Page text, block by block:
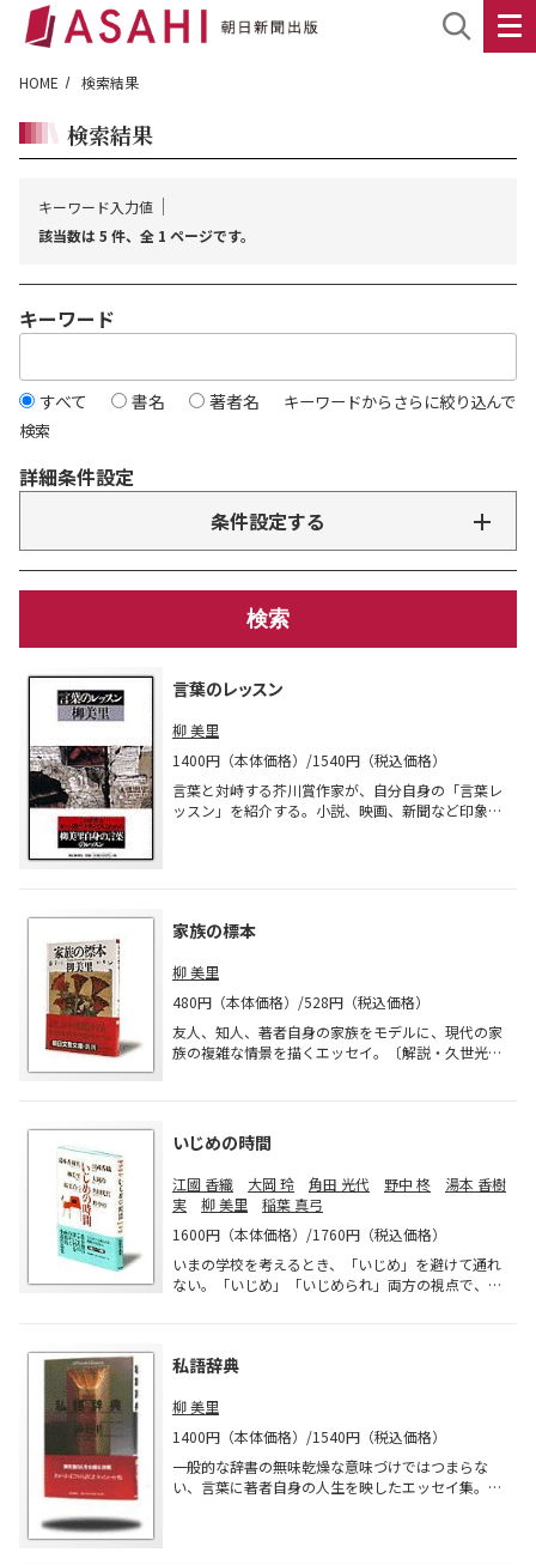
HOME 検索結果
検索結果
キーワード入力値
該当数は 5 件、全 1 ページです。
キーワード
すべて 書名 著者名
キーワードからさらに絞り込んで
検索
詳細条件設定
条件設定する
言葉のレッスン
柳 美里
1400円（本体価格）/1540円（税込価格）
言葉と対峙する芥川賞作家が、自分自身の「言葉レ
ッスン」を紹介する。小説、映画、新聞など印象に
家族の標本
柳 美里
480円（本体価格）/528円（税込価格）
友人、知人、著者自身の家族をモデルに、現代の家
族の複雑な情景を描くエッセイ。〔解説・久世光
いじめの時間
江國 香織 大岡 玲 角田 光代 野中 柊
湯本 香樹
実
柳 美里
稲葉 真弓
1600円（本体価格）/1760円（税込価格）
いまの学校を考えるとき、「いじめ」を避けて通れ
ない。「いじめ」「いじめられ」両方の視点で、切
私語辞典
柳 美里
1400円（本体価格）/1540円（税込価格）
一般的な辞書の無味乾燥な意味づけではつまらな
い、言葉に著者自身の人生を映したエッセイ集。あ